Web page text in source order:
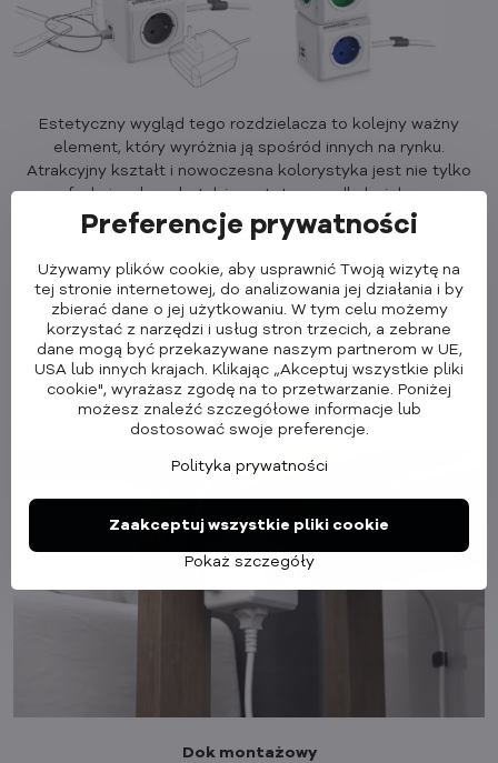
Estetyczny wygląd tego rozdzielacza to kolejny ważny
element, który wyróżnia ją spośród innych na rynku.
Atrakcyjny kształt i nowoczesna kolorystyka jest nie tylko
funkcjonalna, ale także estetyczna dla każdego
pomieszczenia. Niezależnie od tego, czy umieścisz ją w
salonie, kuchni, gabinecie czy biurze, od razu stanie w
centrum uwagi. W końcu nagrodaRed Dot Design Awardjest
tego wyraźnym dowodem.
Wszystkie typy PowerCube są dokładnie testowane i
certyfikowane zgodnie z surowymi kryteriami. Produkty są
uziemionei posiadająblokadę rodzicielską. Konstrukcja
każdego PowerCube wykonana jest z wysokiej jakości i
wytrzymałego tworzywa ABS dla większego bezpieczeństwa.
Dok montażowy
Preferencje prywatności
Używamy plików cookie, aby usprawnić Twoją wizytę na
tej stronie internetowej, do analizowania jej działania i by
zbierać dane o jej użytkowaniu. W tym celu możemy
korzystać z narzędzi i usług stron trzecich, a zebrane
dane mogą być przekazywane naszym partnerom w UE,
USA lub innych krajach. Klikając „Akceptuj wszystkie pliki
cookie", wyrażasz zgodę na to przetwarzanie. Poniżej
możesz znaleźć szczegółowe informacje lub
dostosować swoje preferencje.
Polityka prywatności
Pokaż szczegóły
Zaakceptuj wszystkie pliki cookie